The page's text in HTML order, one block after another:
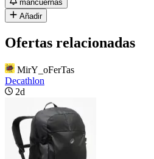
mancuernas
Añadir
Ofertas relacionadas
MirY_oFerTas
Decathlon
2d